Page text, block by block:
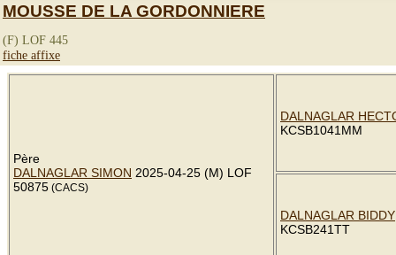
MOUSSE DE LA GORDONNIERE
(F) LOF 445
fiche affixe
Père
DALNAGLAR SIMON 2025-04-25 (M) LOF
50875 (CACS)
DALNAGLAR
KCSB1041MM
DALNAGLAR BIDDY
KCSB241TT